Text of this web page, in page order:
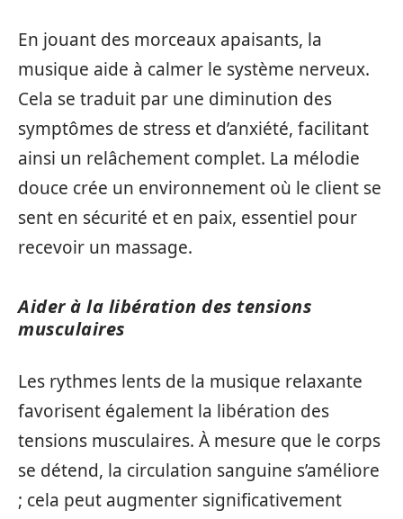
En jouant des morceaux apaisants, la
musique aide à calmer le système nerveux.
Cela se traduit par une diminution des
symptômes de stress et d’anxiété, facilitant
ainsi un relâchement complet. La mélodie
douce crée un environnement où le client se
sent en sécurité et en paix, essentiel pour
recevoir un massage.
Aider à la libération des tensions
musculaires
Les rythmes lents de la musique relaxante
favorisent également la libération des
tensions musculaires. À mesure que le corps
se détend, la circulation sanguine s’améliore
; cela peut augmenter significativement